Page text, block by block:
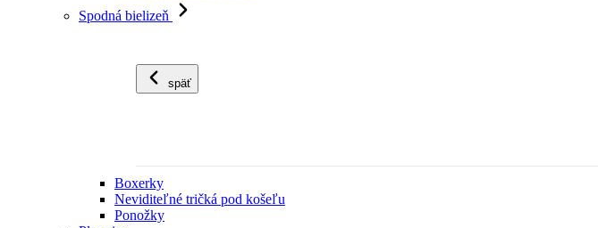
Spodná bielizeň
späť
Boxerky
Neviditeľné tričká pod košeľu
Ponožky